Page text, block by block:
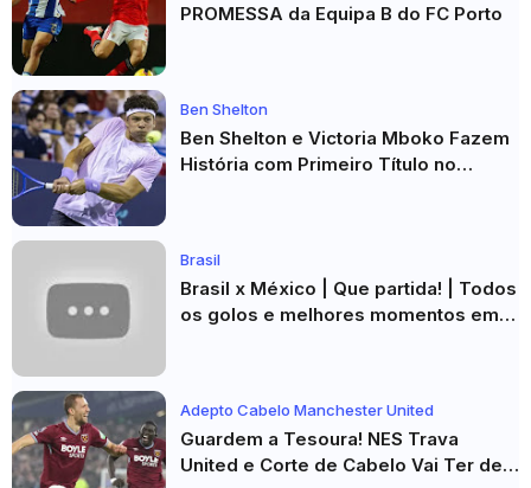
PROMESSA da Equipa B do FC Porto
Ben Shelton
Ben Shelton e Victoria Mboko Fazem
História com Primeiro Título no
Brasil
Brasil x México | Que partida! | Todos
os golos e melhores momentos em
Adepto Cabelo Manchester United
Guardem a Tesoura! NES Trava
United e Corte de Cabelo Vai Ter de